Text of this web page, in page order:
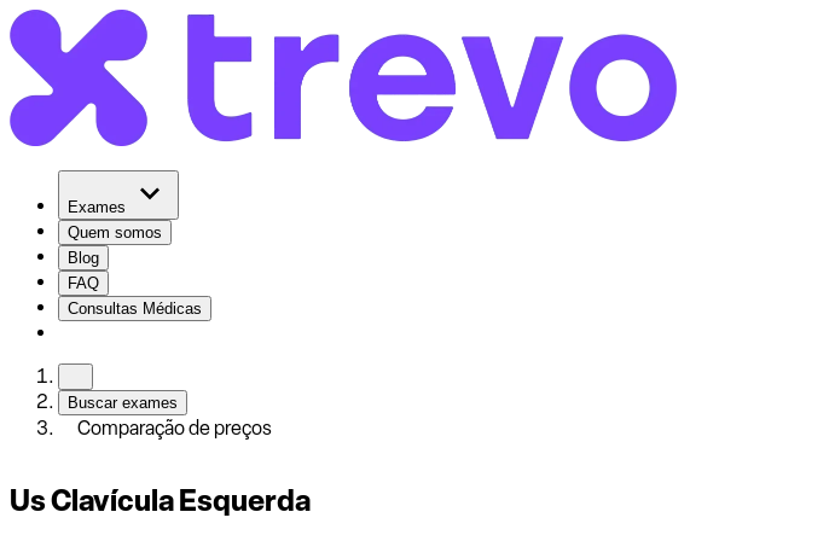
Exames
Quem somos
Blog
FAQ
Consultas Médicas
Buscar exames
Comparação de preços
Us Clavícula Esquerda